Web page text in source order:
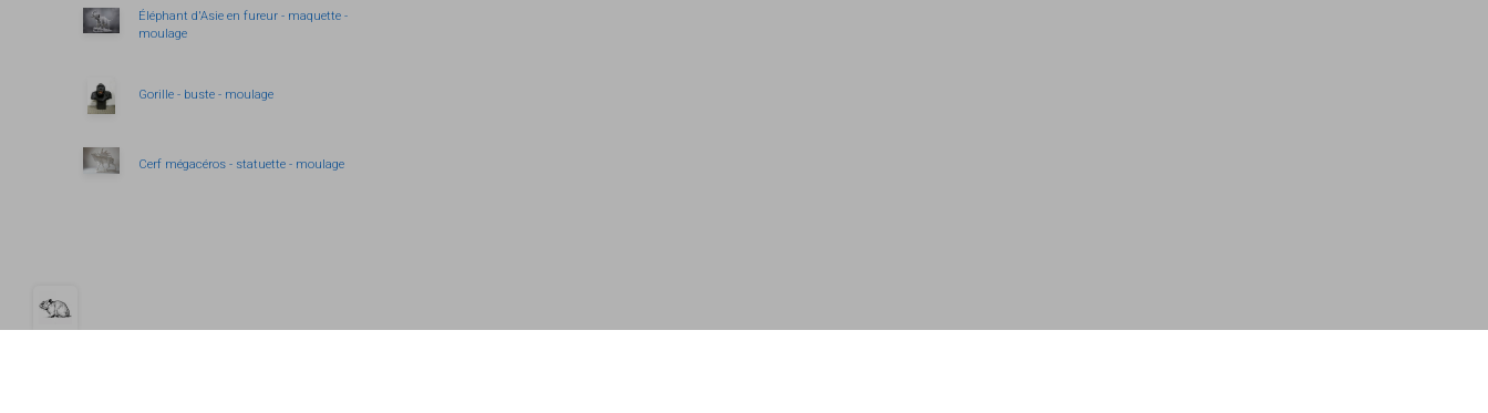
Éléphant d'Asie en fureur - maquette -
moulage
Gorille - buste - moulage
Cerf mégacéros - statuette - moulage
Ouvrir la barre de gestion des cookies